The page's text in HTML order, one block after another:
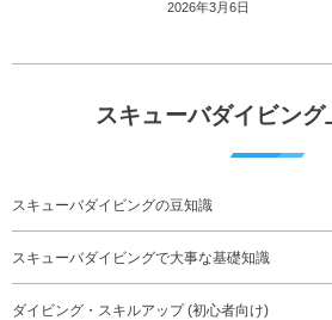
2026年3月6日
スキューバダイビング
スキューバダイビングの豆知識
スキューバダイビングで大事な基礎知識
ダイビング・スキルアップ (初心者向け)